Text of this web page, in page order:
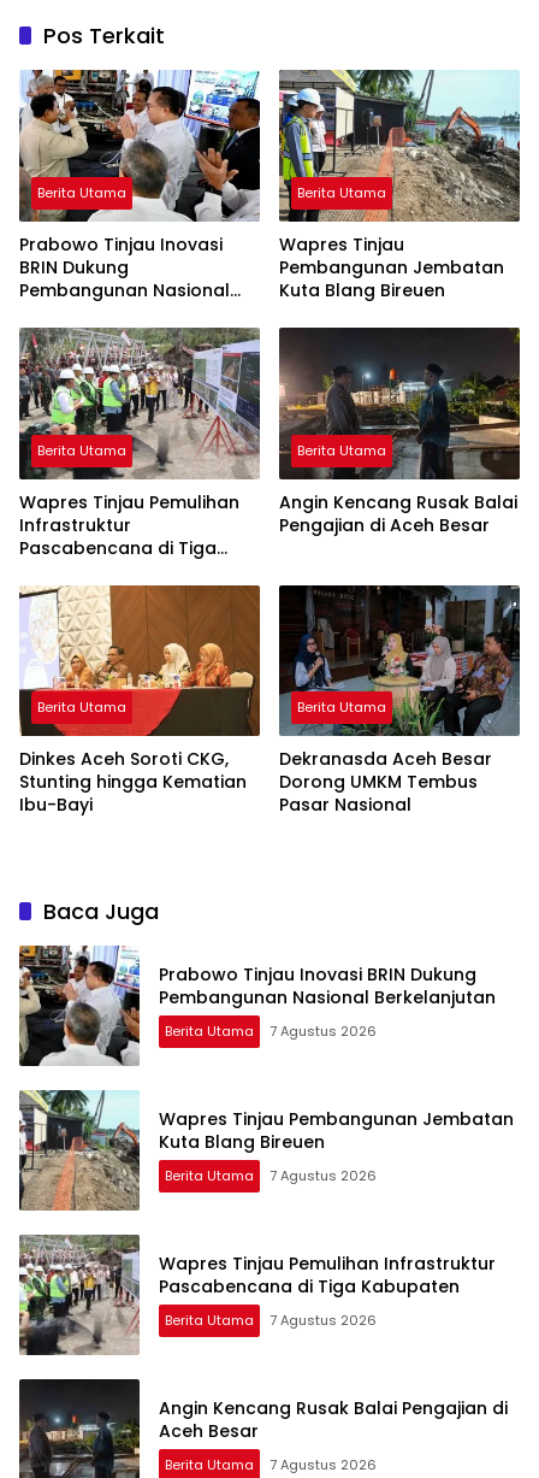
Pos Terkait
Berita Utama
Prabowo Tinjau Inovasi
BRIN Dukung
Pembangunan Nasional
Berita Utama
Wapres Tinjau
Pembangunan Jembatan
Kuta Blang Bireuen
Berita Utama
Wapres Tinjau Pemulihan
Infrastruktur
Pascabencana di Tiga
Berita Utama
Angin Kencang Rusak Balai
Pengajian di Aceh Besar
Berita Utama
Dinkes Aceh Soroti CKG,
Stunting hingga Kematian
Ibu-Bayi
Berita Utama
Dekranasda Aceh Besar
Dorong UMKM Tembus
Pasar Nasional
Baca Juga
Prabowo Tinjau Inovasi BRIN Dukung
Pembangunan Nasional Berkelanjutan
Berita Utama 7 Agustus 2026
Wapres Tinjau Pembangunan Jembatan
Kuta Blang Bireuen
Berita Utama 7 Agustus 2026
Wapres Tinjau Pemulihan Infrastruktur
Pascabencana di Tiga Kabupaten
Berita Utama 7 Agustus 2026
Angin Kencang Rusak Balai Pengajian di
Aceh Besar
Berita Utama 7 Agustus 2026